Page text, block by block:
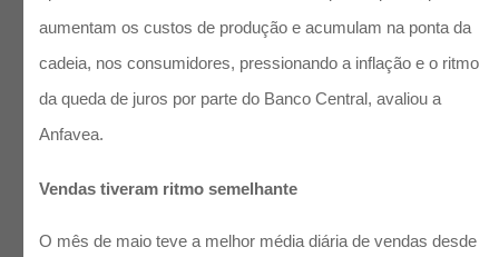
aumentam os custos de produção e acumulam na ponta da
cadeia, nos consumidores, pressionando a inflação e o ritmo
da queda de juros por parte do Banco Central, avaliou a
Anfavea.
Vendas tiveram ritmo semelhante
O mês de maio teve a melhor média diária de vendas desde